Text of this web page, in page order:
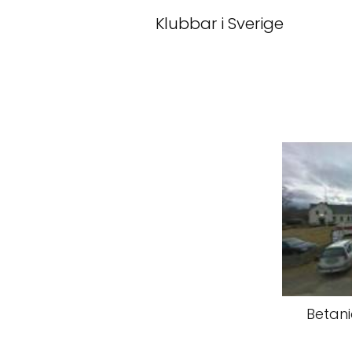
Klubbar i Sverige